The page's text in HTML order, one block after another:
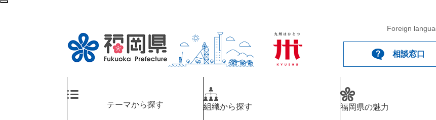
ペ
Foreign
相談窓口
テーマから探す 組織から探す 福岡県の魅力